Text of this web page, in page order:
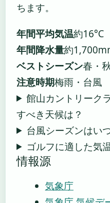
ちます。
年間平均気温約16°C
年間降水量約
ベストシーズン春・
注意時期梅雨・台風
館山カントリーク
すべき天候は？
台風シーズンはい
ゴルフに適した気
情報源
気象庁